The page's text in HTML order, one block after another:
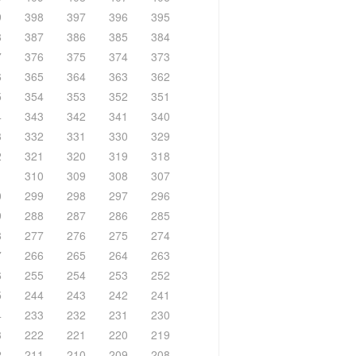
398 397 396
395
387 386 385
384
376 375 374
373
365 364 363
362
354 353 352
351
343 342 341
340
332 331 330
329
321 320 319
318
310 309 308
307
299 298 297
296
288 287 286
285
277 276 275
274
266 265 264
263
255 254 253
252
244 243 242
241
233 232 231
230
222 221 220
219